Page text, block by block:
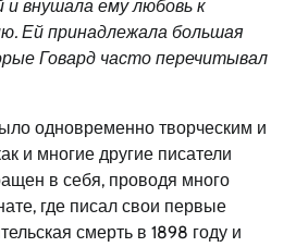
и внушала ему любовь к
Ей принадлежала большая
Говард часто перечитывал
одновременно творческим и
и многие другие писатели
в себя, проводя много
где писал свои первые
смерть в 1898 году и